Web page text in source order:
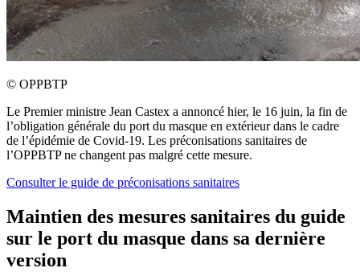
© OPPBTP
Le Premier ministre Jean Castex a annoncé hier, le 16 juin, la fin de
l’obligation générale du port du masque en extérieur dans le cadre
de l’épidémie de Covid-19. Les préconisations sanitaires de
l’OPPBTP ne changent pas malgré cette mesure.
Consulter le guide de préconisations sanitaires
Maintien des mesures sanitaires du guide
sur le port du masque dans sa dernière
version